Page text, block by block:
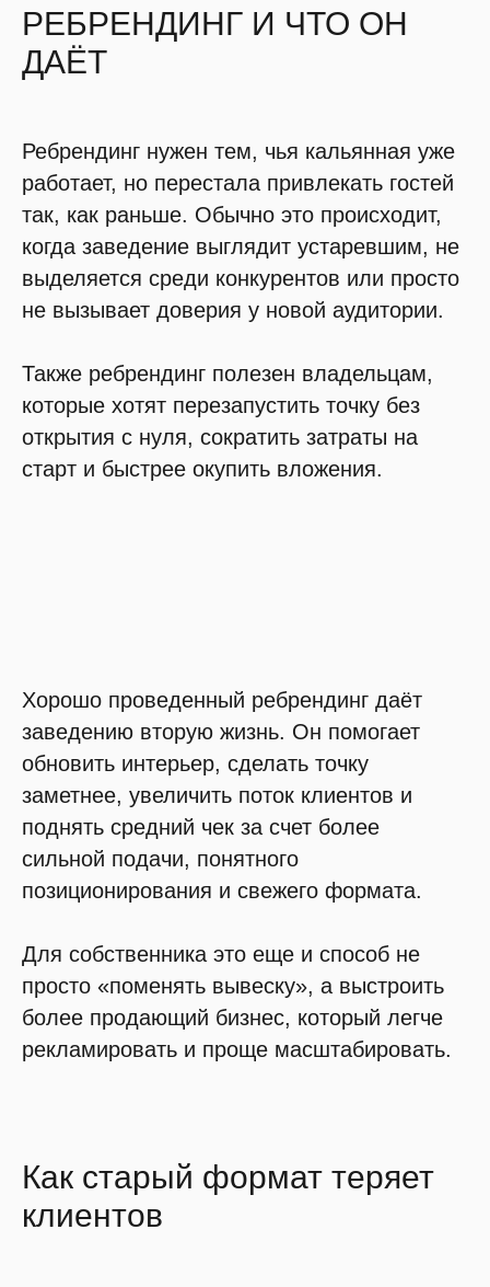
РЕБРЕНДИНГ И ЧТО ОН
ДАЁТ
Ребрендинг нужен тем, чья кальянная уже
работает, но перестала привлекать гостей
так, как раньше. Обычно это происходит,
когда заведение выглядит устаревшим, не
выделяется среди конкурентов или просто
не вызывает доверия у новой аудитории.
Также ребрендинг полезен владельцам,
которые хотят перезапустить точку без
открытия с нуля, сократить затраты на
старт и быстрее окупить вложения.
Хорошо проведенный ребрендинг даёт
заведению вторую жизнь. Он помогает
обновить интерьер, сделать точку
заметнее, увеличить поток клиентов и
поднять средний чек за счет более
сильной подачи, понятного
позиционирования и свежего формата.
Для собственника это еще и способ не
просто «поменять вывеску», а выстроить
более продающий бизнес, который легче
рекламировать и проще масштабировать.
Как старый формат теряет
клиентов